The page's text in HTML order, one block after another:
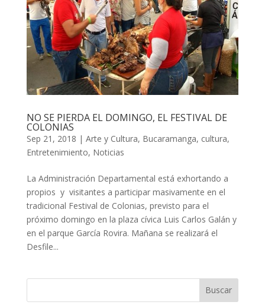
NO SE PIERDA EL DOMINGO, EL FESTIVAL DE
COLONIAS
Sep 21, 2018 | Arte y Cultura, Bucaramanga, cultura,
Entretenimiento, Noticias
La Administración Departamental está exhortando a
propios y visitantes a participar masivamente en el
tradicional Festival de Colonias, previsto para el
próximo domingo en la plaza cívica Luis Carlos Galán y
en el parque García Rovira. Mañana se realizará el
Desfile...
Buscar